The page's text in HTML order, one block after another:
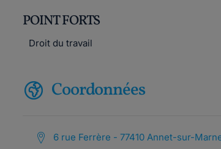
POINT FORTS
Droit du travail
Coordonnées
6 rue Ferrère - 77410 Annet-sur-